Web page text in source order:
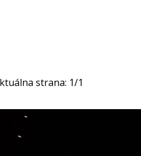
strana: 1/1